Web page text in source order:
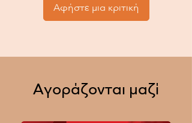
Αφήστε μια κριτική
Αγοράζονται μαζί